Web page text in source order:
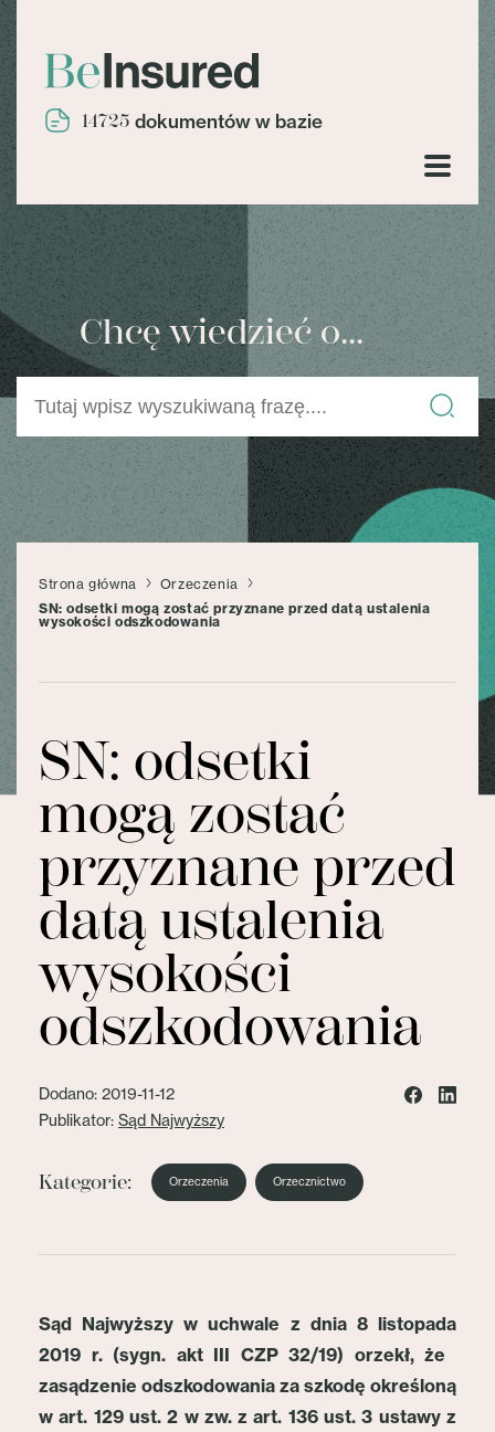
14725 dokumentów w bazie
Chcę wiedzieć o...
Strona główna
Orzeczenia
SN: odsetki mogą zostać przyznane przed datą ustalenia
wysokości odszkodowania
SN: odsetki
mogą zostać
przyznane przed
datą ustalenia
wysokości
odszkodowania
Dodano: 2019-11-12
Publikator: Sąd Najwyższy
Kategorie: Orzeczenia Orzecznictwo
Sąd Najwyższy w uchwale z dnia 8 listopada
2019 r. (sygn. akt III CZP 32/19) orzekł, że ​
zasądzenie odszkodowania za szkodę określoną
w art. 129 ust. 2 w zw. z art. 136 ust. 3 ustawy z